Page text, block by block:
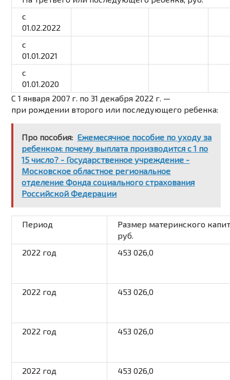
с
01.02.2022
с
01.01.2021
с
01.01.2020
С 1 января 2007 г. по 31 декабря 2022 г. —
при рождении второго или последующего ребенка:
Про пособия: Ежемесячное пособие по уходу за
ребенком: почему выплата производится с 1 по
15 число? - Государственное учреждение -
Московское областное региональное
отделение Фонда социального страхования
Российской Федерации
Период
Размер материнского
руб.
2022 год
453 026,0
2022 год 453 026,0
2022 год 453 026,0
2022 год 453 026,0